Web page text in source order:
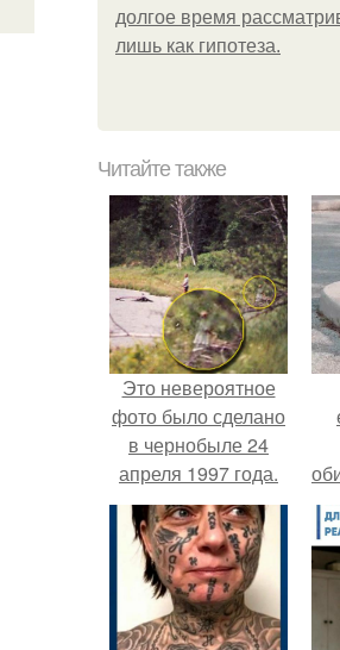
долгое время
лишь как гипотеза.
Читайте также
Это невероятное
фото было сделано
в чернобыле 24
апреля 1997 года.